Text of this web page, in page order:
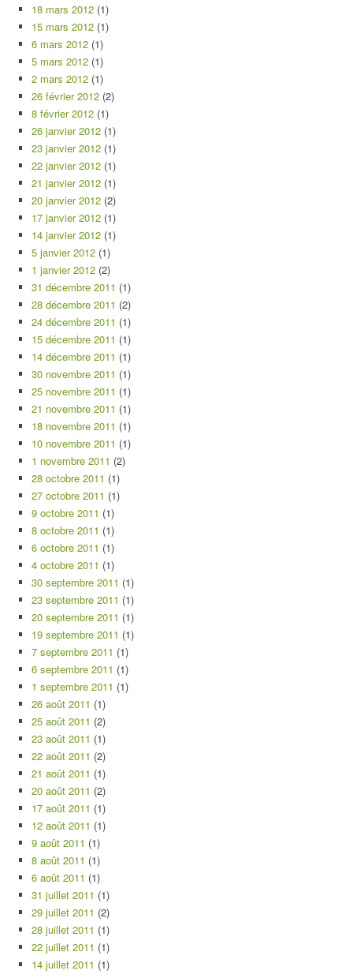
18 mars 2012 (1)
15 mars 2012 (1)
6 mars 2012 (1)
5 mars 2012 (1)
2 mars 2012 (1)
26 février 2012 (2)
8 février 2012 (1)
26 janvier 2012 (1)
23 janvier 2012 (1)
22 janvier 2012 (1)
21 janvier 2012 (1)
20 janvier 2012 (2)
17 janvier 2012 (1)
14 janvier 2012 (1)
5 janvier 2012 (1)
1 janvier 2012 (2)
31 décembre 2011 (1)
28 décembre 2011 (2)
24 décembre 2011 (1)
15 décembre 2011 (1)
14 décembre 2011 (1)
30 novembre 2011 (1)
25 novembre 2011 (1)
21 novembre 2011 (1)
18 novembre 2011 (1)
10 novembre 2011 (1)
1 novembre 2011 (2)
28 octobre 2011 (1)
27 octobre 2011 (1)
9 octobre 2011 (1)
8 octobre 2011 (1)
6 octobre 2011 (1)
4 octobre 2011 (1)
30 septembre 2011 (1)
23 septembre 2011 (1)
20 septembre 2011 (1)
19 septembre 2011 (1)
7 septembre 2011 (1)
6 septembre 2011 (1)
1 septembre 2011 (1)
26 août 2011 (1)
25 août 2011 (2)
23 août 2011 (1)
22 août 2011 (2)
21 août 2011 (1)
20 août 2011 (2)
17 août 2011 (1)
12 août 2011 (1)
9 août 2011 (1)
8 août 2011 (1)
6 août 2011 (1)
31 juillet 2011 (1)
29 juillet 2011 (2)
28 juillet 2011 (1)
22 juillet 2011 (1)
14 juillet 2011 (1)